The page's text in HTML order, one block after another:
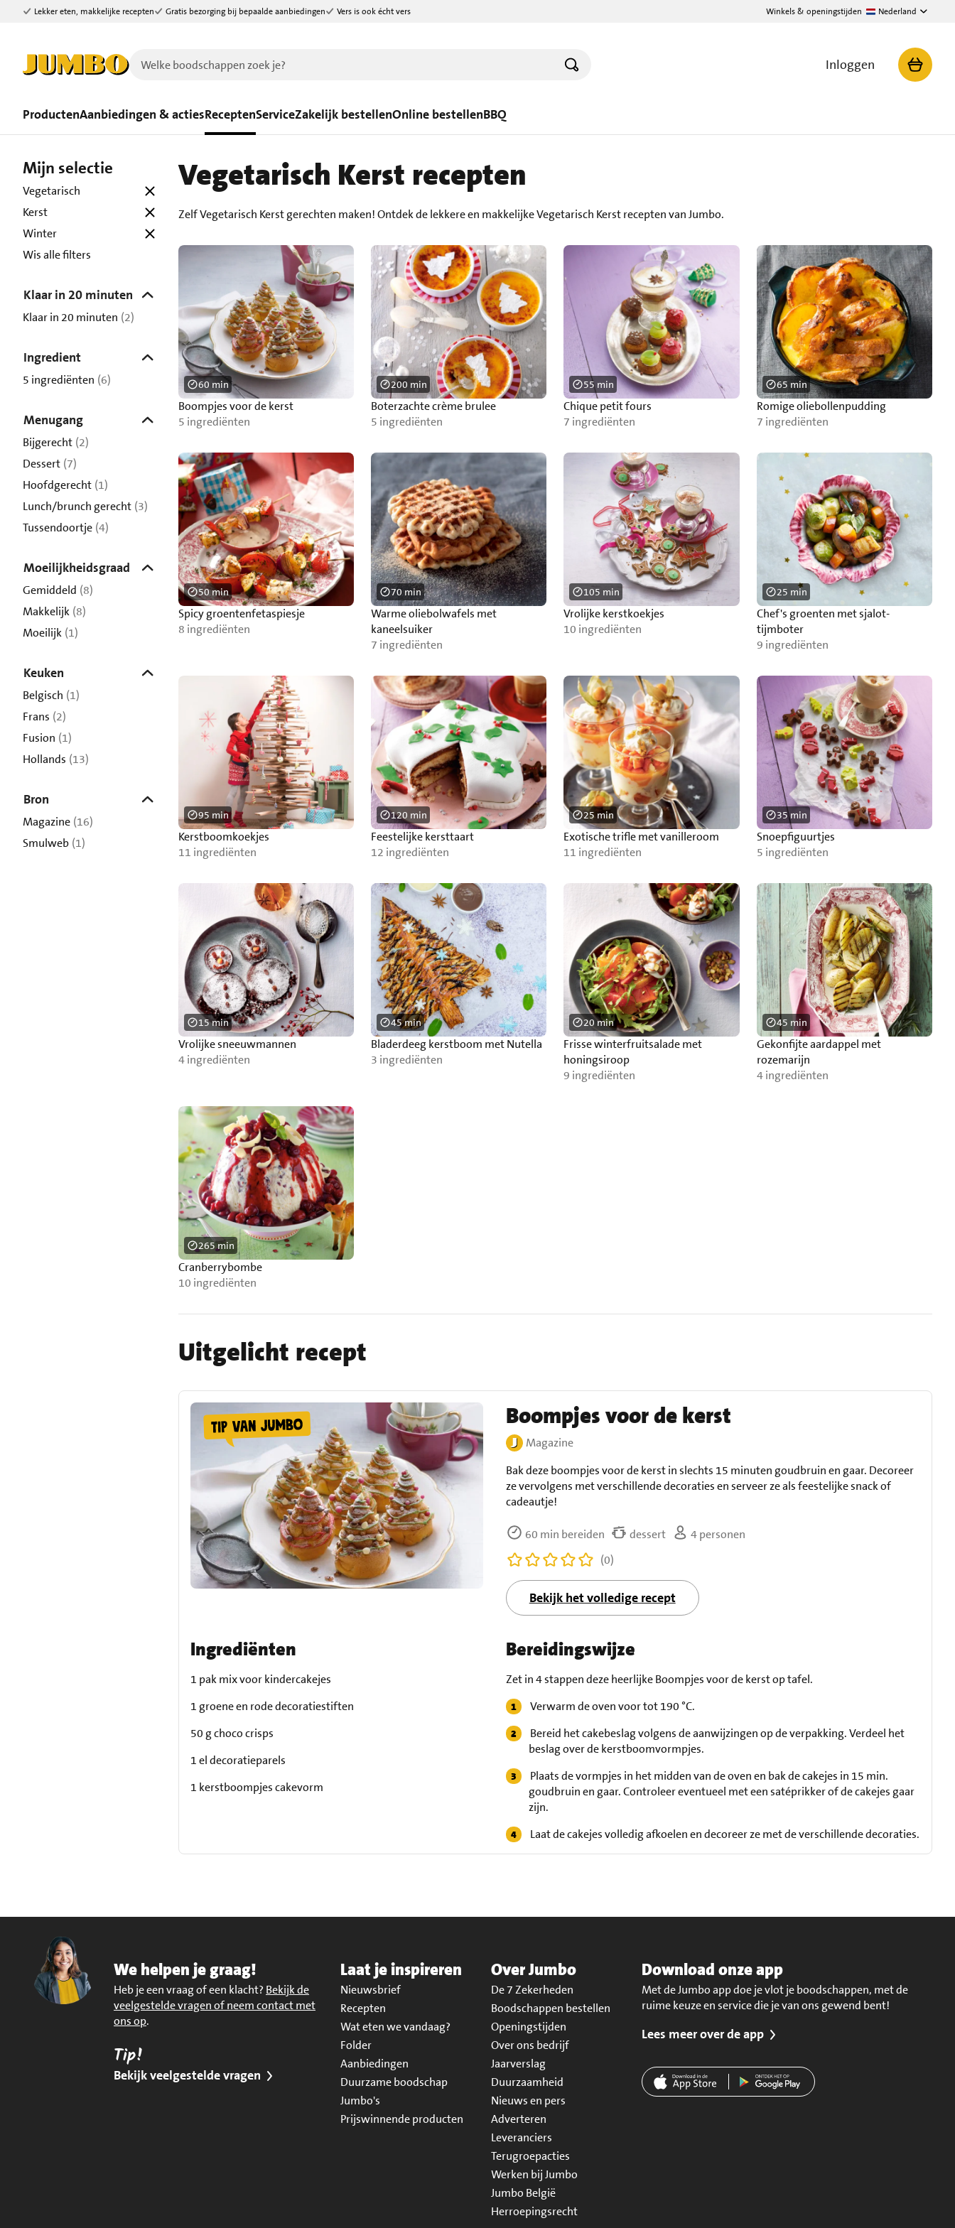
Ga naar zoeken
Ga naar hoofdinhoud
Lekker eten, makkelijke recepten Gratis bezorging bij bepaalde aanbiedingen Vers is ook écht vers Winkels & openingstijden Nederland
Inloggen
ProductenAanbiedingen & actiesReceptenServiceZakelijk bestellenOnline bestellenBBQ
Mijn selectie
Vegetarisch
Kerst
Winter
Wis alle filters
Klaar in 20 minuten
Klaar in 20 minuten (2)
Ingredient
5 ingrediënten (6)
Menugang
Bijgerecht (2)
Dessert (7)
Hoofdgerecht (1)
Lunch/brunch gerecht (3)
Tussendoortje (4)
Moeilijkheidsgraad
Gemiddeld (8)
Makkelijk (8)
Moeilijk (1)
Keuken
Belgisch (1)
Frans (2)
Fusion (1)
Hollands (13)
Bron
Magazine (16)
Smulweb (1)
Vegetarisch Kerst recepten
Zelf Vegetarisch Kerst gerechten maken! Ontdek de lekkere en makkelijke Vegetarisch Kerst recepten van Jumbo.
Boompjes voor de kerst
5 ingrediënten
60 min
Boterzachte crème brulee
5 ingrediënten
200 min
Chique petit fours
7 ingrediënten
55 min
Romige oliebollenpudding
7 ingrediënten
65 min
Spicy groentenfetaspiesje
8 ingrediënten
50 min
Warme oliebolwafels met
kaneelsuiker
7 ingrediënten
70 min
Vrolijke kerstkoekjes
10 ingrediënten
105 min
Chef's groenten met sjalot-
tijmboter
9 ingrediënten
25 min
Kerstboomkoekjes
11 ingrediënten
95 min
Feestelijke kersttaart
12 ingrediënten
120 min
Exotische trifle met vanilleroom
11 ingrediënten
25 min
Snoepfiguurtjes
5 ingrediënten
35 min
Vrolijke sneeuwmannen
4 ingrediënten
15 min
Bladerdeeg kerstboom met Nutella
3 ingrediënten
45 min
Frisse winterfruitsalade met
honingsiroop
9 ingrediënten
20 min
Gekonfijte aardappel met
rozemarijn
4 ingrediënten
45 min
Cranberrybombe
10 ingrediënten
265 min
Uitgelicht recept
Boompjes voor de kerst
Magazine
Bak deze boompjes voor de kerst in slechts 15 minuten goudbruin en gaar. Decoreer
ze vervolgens met verschillende decoraties en serveer ze als feestelijke snack of
cadeautje!
60 min bereiden dessert
4 personen
(0)
Bekijk het volledige recept
Ingrediënten
1 pak mix voor kindercakejes
1 groene en rode decoratiestiften
50 g choco crisps
1 el decoratieparels
1 kerstboompjes cakevorm
Bereidingswijze
Zet in 4 stappen deze heerlijke Boompjes voor de kerst op tafel.
Verwarm de oven voor tot 190 °C.
Bereid het cakebeslag volgens de aanwijzingen op de verpakking. Verdeel het
beslag over de kerstboomvormpjes.
Plaats de vormpjes in het midden van de oven en bak de cakejes in 15 min.
goudbruin en gaar. Controleer eventueel met een satéprikker of de cakejes gaar
zijn.
Laat de cakejes volledig afkoelen en decoreer ze met de verschillende decoraties.
We helpen je graag!
Heb je een vraag of een klacht? Bekijk de
veelgestelde vragen of neem contact met
ons op.
Tip!
Bekijk veelgestelde vragen
Laat je inspireren
Nieuwsbrief
Recepten
Wat eten we vandaag?
Folder
Aanbiedingen
Duurzame boodschap
Jumbo's
Prijswinnende producten
Over Jumbo
De 7 Zekerheden
Boodschappen bestellen
Openingstijden
Over ons bedrijf
Jaarverslag
Duurzaamheid
Nieuws en pers
Adverteren
Leveranciers
Terugroepacties
Werken bij Jumbo
Jumbo België
Herroepingsrecht
Download onze app
Met de Jumbo app doe je vlot je boodschappen, met de
ruime keuze en service die je van ons gewend bent!
Lees meer over de app